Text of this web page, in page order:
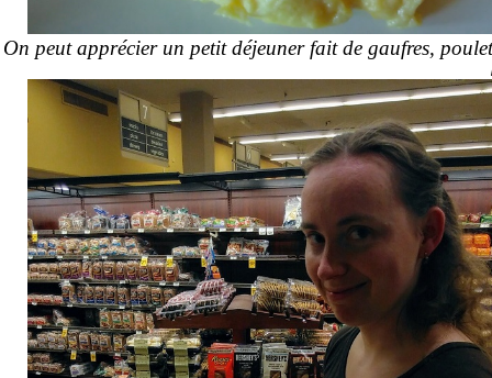
On peut apprécier un petit déjeuner fait de gaufres,